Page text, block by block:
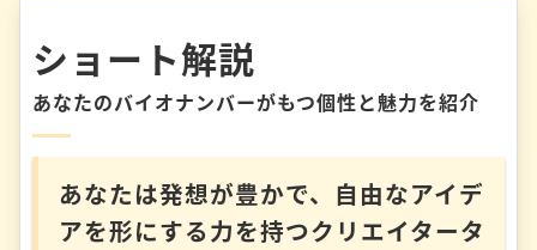
ショート解説
あなたのバイオナンバーがもつ個性と魅力を紹介
あなたは発想が豊かで、自由なアイデ
アを形にする力を持つクリエイタータ